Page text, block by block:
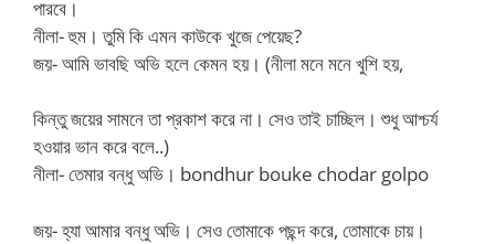
পারবে।
নীলা- হুম। তুমি কি এমন কাউকে খুজে পেয়েছ?
জয়- আমি ভাবছি অভি হলে কেমন হয়। (নীলা মনে মনে খুশি হয়,
কিন্তু জয়ের সামনে তা প্রকাশ করে না। সেও তাই চাচ্ছিল। শুধু আশ্চর্য
হওয়ার ভান করে বলে..)
নীলা- তেমার বন্ধু অভি। bondhur bouke chodar golpo
জয়- হ্যা আমার বন্ধু অভি। সেও তোমাকে পছন্দ করে, তোমাকে চায়।